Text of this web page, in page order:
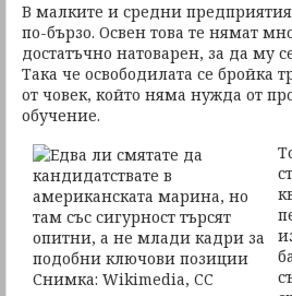
В малките и средни
по-бързо. Освен това те нямат
достатъчно натоварен, за да му
Така че освободилата се бройка
от човек, който няма нужда от
обучение.